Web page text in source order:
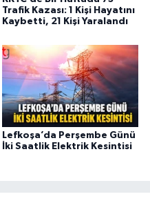
Trafik Kazası: 1 Kişi Hayatını
Kaybetti, 21 Kişi Yaralandı
Lefkoşa’da Perşembe Günü
İki Saatlik Elektrik Kesintisi